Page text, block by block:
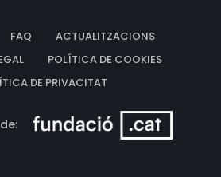
FAQ
ACTUALITZACIONS
POLÍTICA DE COOKIES
DE PRIVACITAT
de: